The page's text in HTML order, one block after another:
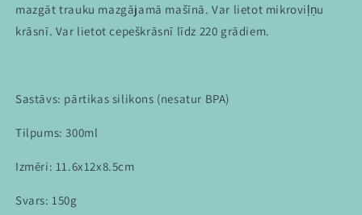
mazgāt trauku mazgājamā mašīnā. Var lietot mikroviļņu
krāsnī. Var lietot cepeškrāsnī līdz 220 grādiem.
Sastāvs: pārtikas silikons (nesatur BPA)
Tilpums: 300ml
Izmēri: 11.6x12x8.5cm
Svars: 150g